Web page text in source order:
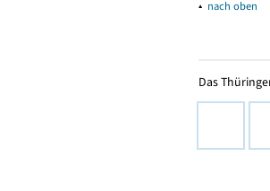
▴ nach oben
Das